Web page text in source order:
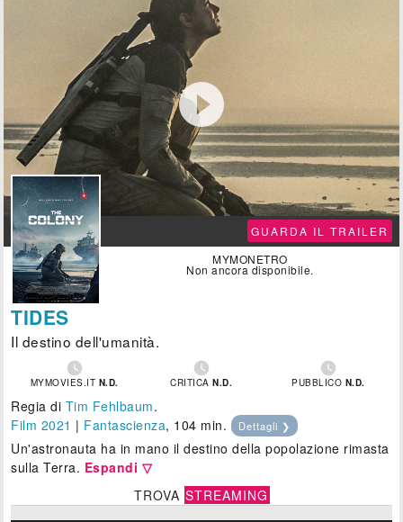

GUARDA IL TRAILER
MYMONETRO
Non ancora disponibile.
TIDES
Il destino dell'umanità.

MYMOVIES.IT N.D.

CRITICAN.D.

PUBBLICO N.D.
Regia di Tim Fehlbaum.
Film 2021 | Fantascienza, 104 min. Dettagli ❯
Un'astronauta ha in mano il destino della popolazione rimasta
sulla Terra. Espandi ▽
TROVA STREAMING